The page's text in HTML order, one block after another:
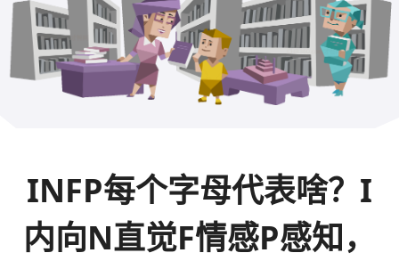
INFP每个字母代表啥？I
内向N直觉F情感P感知，